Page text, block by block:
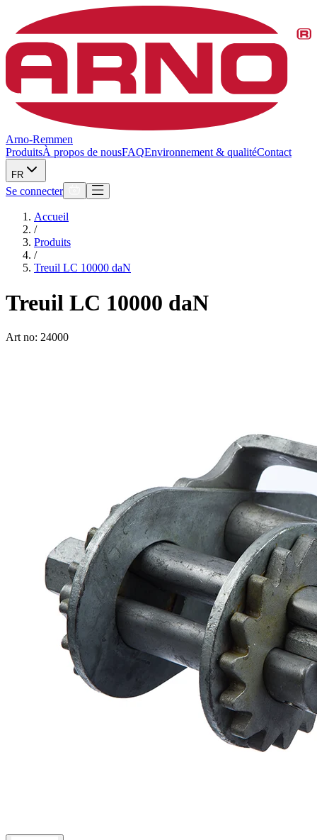
Arno-Remmen
ProduitsÀ propos de nousFAQEnvironnement & qualitéContact
FR
Se connecter
Accueil
/
Produits
/
Treuil LC 10000 daN
Treuil LC 10000 daN
Art no: 24000